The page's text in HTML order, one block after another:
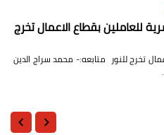
للعاملين بقطاع الاعمال تخرج
تخرج للنور متابعه:- محمد سراج الدين